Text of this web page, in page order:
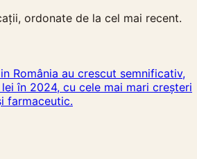
ordonate de la cel mai recent.
România au crescut semnificativ,
în 2024, cu cele mai mari creșteri
farmaceutic.